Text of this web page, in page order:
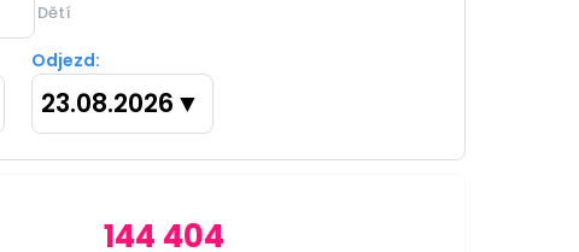
Dětí
Odjezd:
23.08.2026 ▼
144 404